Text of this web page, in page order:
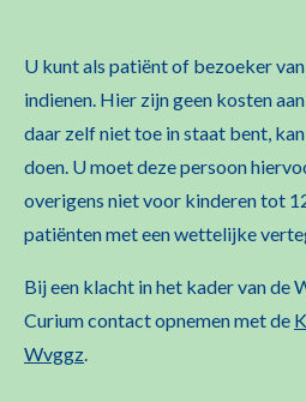
U kunt als patiënt of bezoeker
indienen. Hier zijn geen kosten
daar zelf niet toe in staat bent,
doen. U moet deze persoon
overigens niet voor kinderen tot
patiënten met een wettelijke
Bij een klacht in het kader van de
Curium contact opnemen met de
Wvggz.